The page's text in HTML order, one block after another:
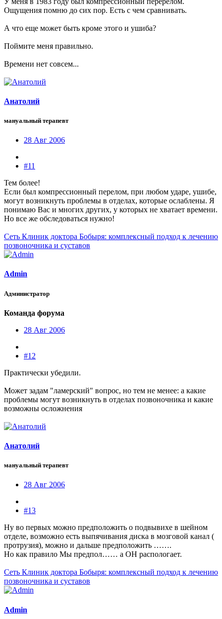
Ощущения помню до сих пор. Есть с чем сравнивать.
А что еще может быть кроме этого и ушиба?
Поймите меня правильно.
Времени нет совсем...
Анатолий
мануальный терапевт
28 Авг 2006
#11
Тем более!
Если был компрессионный перелом, при любом ударе, ушибе,
могут возникнуть проблемы в отделах, которые ослаблены. Я
понимаю Вас и многих других, у которых не хватает времени.
Но все же обследоваться нужно!
Сеть Клиник доктора Бобыря: комплексный подход к лечению
позвоночника и суставов
Admin
Администратор
Команда форума
28 Авг 2006
#12
Практически убедили.
Может задам "ламерский" вопрос, но тем не менее: а какие
проблемы могут возникнуть в отделах позвоночника и какие
возможны осложнения
Анатолий
мануальный терапевт
28 Авг 2006
#13
Ну во первых можно предположить о подвывихе в шейном
отделе, возможно есть выпячивания диска в мозговой канал (
протрузия), можно и дальше предположить …….
Но как правило Мы предпол…… а ОН распологает.
Сеть Клиник доктора Бобыря: комплексный подход к лечению
позвоночника и суставов
Admin